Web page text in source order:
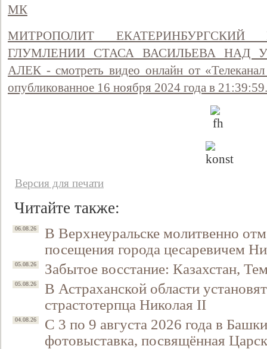
МК
МИТРОПОЛИТ
ГЛУМЛЕНИИ СТАСА ВАСИЛЬЕВА НАД
АЛЕК - смотреть видео онлайн от
опубликованное 16 ноября 2024 года в 21:39:59.
Версия для печати
Читайте также:
06.08.26
В Верхнеуральске молитвенно
посещения города цесаревичем
05.08.26 Забытое восстание: Казахстан,
05.08.26
В Астраханской области
страстотерпца Николая II
04.08.26
С 3 по 9 августа 2026 года в
фотовыставка, посвящённая